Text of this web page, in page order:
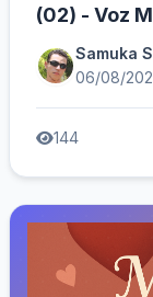
(02) - Voz
Samuka
06/08/
144